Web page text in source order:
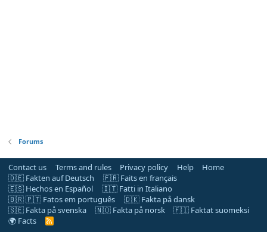
Forums
Contact us Terms and rules Privacy policy Help
Home
🇩🇪 Fakten auf Deutsch
🇫🇷 Faits en français
🇪🇸 Hechos en Español
🇮🇹 Fatti in Italiano
🇧🇷 🇵🇹 Fatos em português
🇩🇰 Fakta på dansk
🇸🇪 Fakta på svenska
🇳🇴 Fakta på norsk
🇫🇮 Faktat suomeksi
🌍 Facts
R